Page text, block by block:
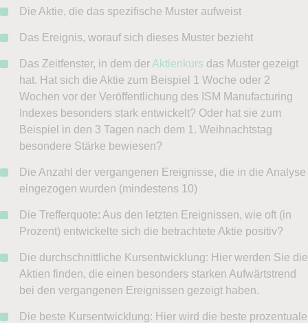
Die Aktie, die das spezifische Muster aufweist
Das Ereignis, worauf sich dieses Muster bezieht
Das Zeitfenster, in dem derAktienkurs das Muster gezeigt
hat. Hat sich die Aktie zum Beispiel 1 Woche oder 2
Wochen vor der Veröffentlichung des ISM Manufacturing
Indexes besonders stark entwickelt? Oder hat sie zum
Beispiel in den 3 Tagen nach dem 1. Weihnachtstag
besondere Stärke bewiesen?
Die Anzahl der vergangenen Ereignisse, die in die Analyse
eingezogen wurden (mindestens 10)
Die Trefferquote: Aus den letzten Ereignissen, wie oft (in
Prozent) entwickelte sich die betrachtete Aktie positiv?
Die durchschnittliche Kursentwicklung: Hier werden Sie die
Aktien finden, die einen besonders starken Aufwärtstrend
bei den vergangenen Ereignissen gezeigt haben.
Die beste Kursentwicklung: Hier wird die beste prozentuale